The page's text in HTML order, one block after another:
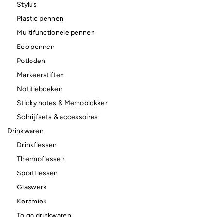
Stylus
Plastic pennen
Multifunctionele pennen
Eco pennen
Potloden
Markeerstiften
Notitieboeken
Sticky notes & Memoblokken
Schrijfsets & accessoires
Drinkwaren
Drinkflessen
Thermoflessen
Sportflessen
Glaswerk
Keramiek
To go drinkwaren